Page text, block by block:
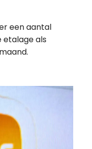
een aantal
etalage als